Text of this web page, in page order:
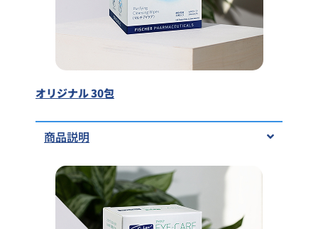
オリジナル 30包
商品説明